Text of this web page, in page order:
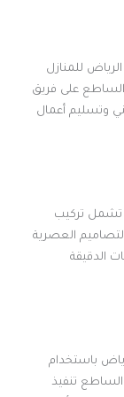
للمنازل
الساطع على فريق
وتسليم أعمال
تشمل تركيب
العصرية
الدقيقة
باستخدام
تنفيذ